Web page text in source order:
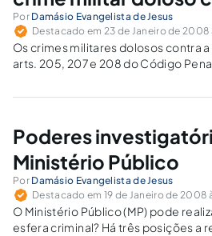
Por Damásio Evangelista de Jesus
Destacado em 23 de Janeiro de
Os crimes militares dolosos contra
arts. 205, 207 e 208 do Código
205. Matar alguém: Pena –
Poderes
Ministério Público
Por Damásio Evangelista de Jesus
Destacado em 19 de Janeiro de 2008
O Ministério Público (MP) pode
esfera criminal? Há três posições a